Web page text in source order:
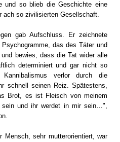
und so blieb die Geschichte eine
ach so zivilisierten Gesellschaft.
gab Aufschluss. Er zeichnete
das des Täter und
bewies, dass die Tat wider alle
determiniert und gar nicht so
verlor durch die
schnell seinen Reiz. Spätestens,
Brot, es ist Fleisch von meinem
und ihr werdet in mir sein…",
Mensch, sehr mutterorientiert, war